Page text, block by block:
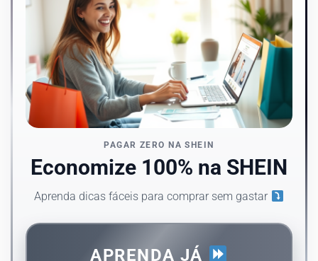
PAGAR ZERO NA SHEIN
Economize 100% na SHEIN
Aprenda dicas fáceis para comprar sem gastar
APRENDA JÁ